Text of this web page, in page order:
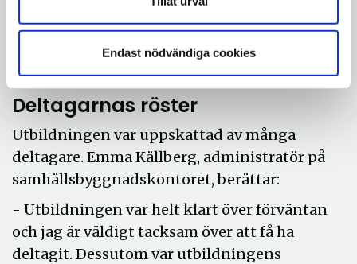
Endast nödvändiga cookies
och därmed en bra service, säger Aydin Aho
på näringslivsavdelningen som är
Deltagarnas röster
Utbildningen var uppskattad av många
deltagare. Emma Källberg, administratör på
samhällsbyggnadskontoret, berättar:
- Utbildningen var helt klart över förväntan
och jag är väldigt tacksam över att få ha
deltagit. Dessutom var utbildningens